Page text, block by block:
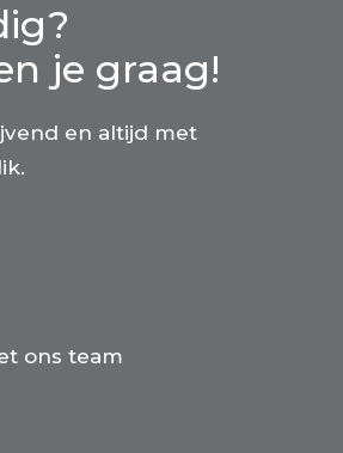
je graag!
en altijd met
ons team